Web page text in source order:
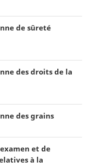
de sûreté
des droits de la
des grains
et de
à la